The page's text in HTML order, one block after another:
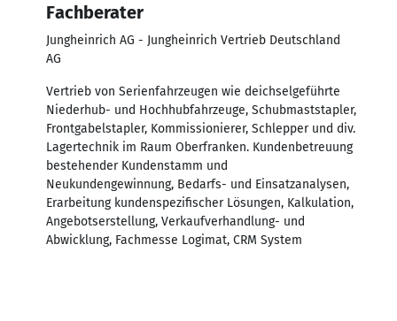
Fachberater
Jungheinrich AG - Jungheinrich Vertrieb Deutschland
AG
Vertrieb von Serienfahrzeugen wie deichselgeführte
Niederhub- und Hochhubfahrzeuge, Schubmaststapler,
Frontgabelstapler, Kommissionierer, Schlepper und div.
Lagertechnik im Raum Oberfranken. Kundenbetreuung
bestehender Kundenstamm und
Neukundengewinnung, Bedarfs- und Einsatzanalysen,
Erarbeitung kundenspezifischer Lösungen, Kalkulation,
Angebotserstellung, Verkaufverhandlung- und
Abwicklung, Fachmesse Logimat, CRM System